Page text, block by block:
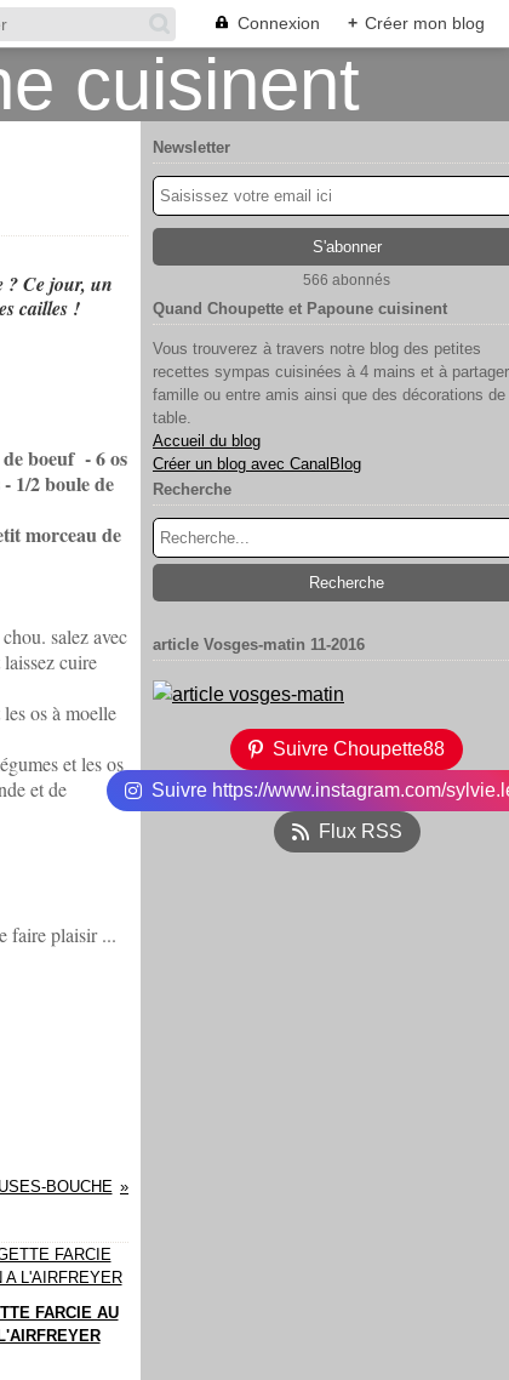
Connexion + Créer mon blog
? Ce jour, un
cailles !
boeuf - 6 os
- 1/2 boule de
morceau de
salez avec
cuire
os à moelle
et les os
et de
faire plaisir ...
BOUCHE
FARCIE AU
Newsletter
566 abonnés
Quand Choupette et Papoune cuisinent
Vous trouverez à travers notre blog des petites
recettes sympas cuisinées à 4 mains et à
famille ou entre amis ainsi que des décorations de
table.
Accueil du blog
Créer un blog avec CanalBlog
Recherche
article Vosges-matin 11-2016
Suivre Choupette88
Suivre https://www.instagram.com/
Flux RSS